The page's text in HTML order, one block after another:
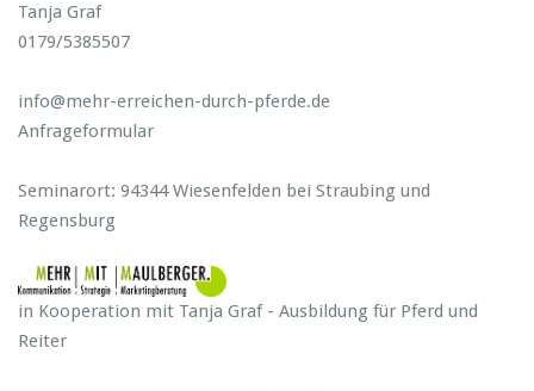
Tanja Graf
0179/5385507
info@mehr-erreichen-durch-pferde.de
Anfrageformular
Seminarort: 94344 Wiesenfelden bei Straubing und
Regensburg
in Kooperation mit Tanja Graf - Ausbildung für Pferd und
Reiter